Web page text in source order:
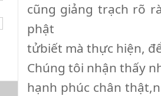
cũng giảng trạch rõ
phật
tửbiết mà thực hiện,
Chúng tôi nhận thấy
hạnh phúc chân